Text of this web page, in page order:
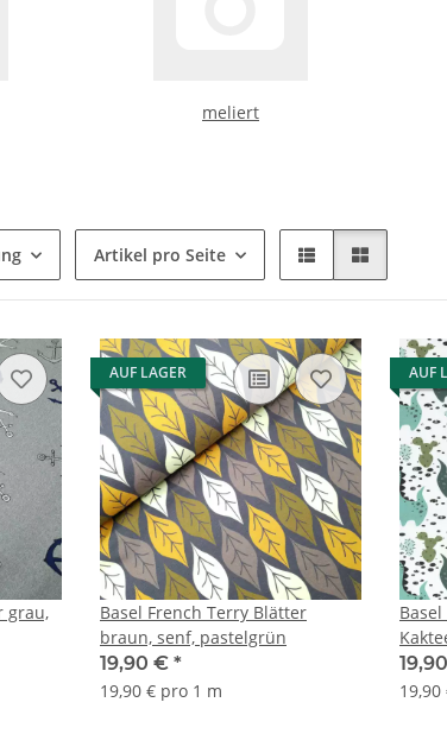
meliert
Artikel pro Seite
grau,
AUF LAGER
Basel French Terry Blätter
braun, senf, pastelgrün
19,90 € *
19,90 € pro 1 m
AUF